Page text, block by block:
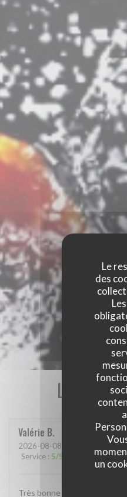
Le
des
un
Les avis
Valérie B
2026-08-08 - 19:00 -
Service : 5/5 Ambiance:5/5
Très bonne soirée